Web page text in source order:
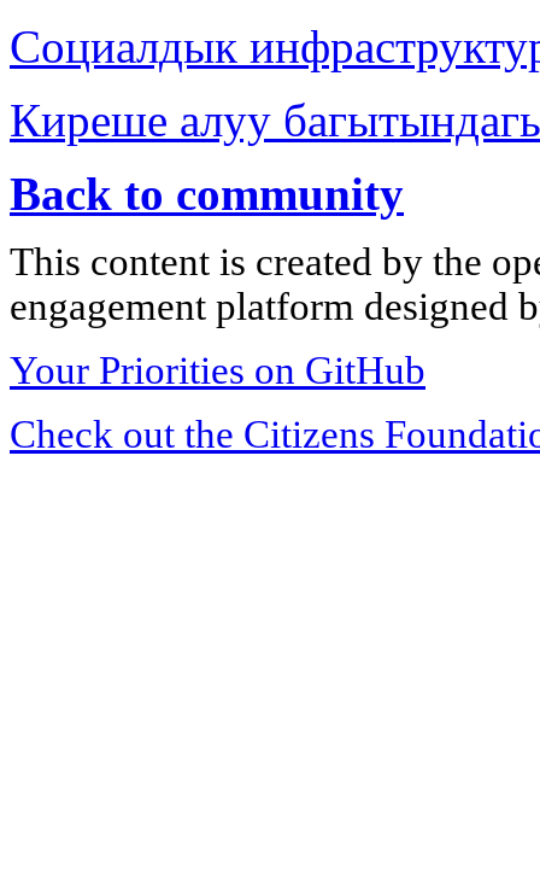
Социалдык
Киреше алуу
Back to community
This content is created by the
engagement platform designed
Your Priorities on GitHub
Check out the Citizens